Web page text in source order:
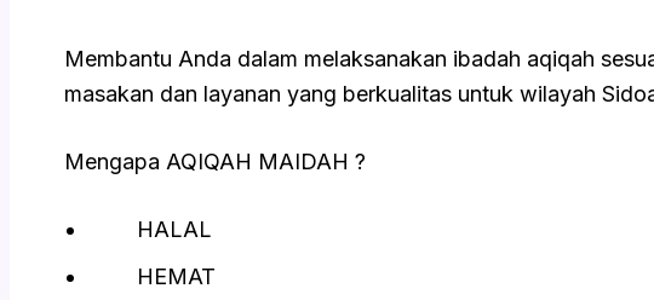
Membantu Anda dalam melaksanakan ibadah aqiqah
masakan dan layanan yang berkualitas untuk wilayah
Mengapa AQIQAH MAIDAH ?
HALAL
HEMAT